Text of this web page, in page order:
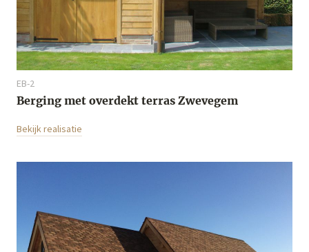
EB-2
Berging met overdekt terras Zwevegem
Bekijk realisatie